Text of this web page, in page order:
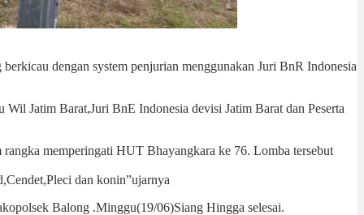
dengan system penjurian menggunakan Juri BnR Indonesia
Jatim Barat,Juri BnE Indonesia devisi Jatim Barat dan Peserta
memperingati HUT Bhayangkara ke 76. Lomba tersebut
dan konin”ujarnya
Balong .Minggu(19/06)Siang Hingga selesai.